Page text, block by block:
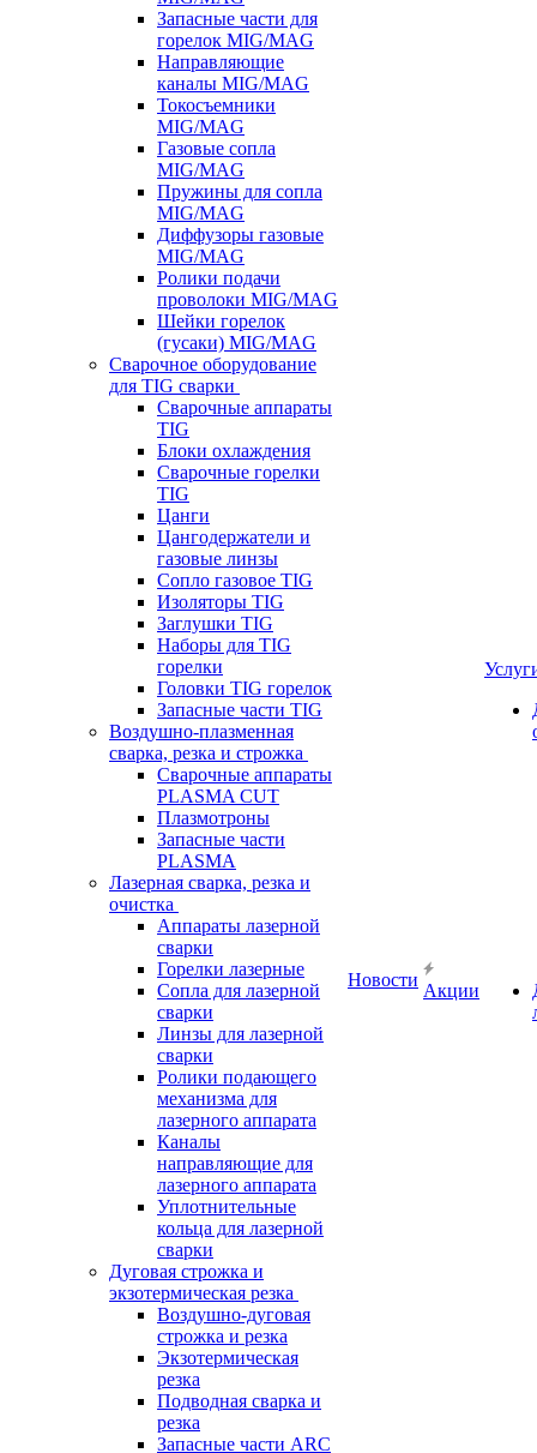
Запасные части для
горелок MIG/MAG
Направляющие
каналы MIG/MAG
Токосъемники
MIG/MAG
Газовые сопла
MIG/MAG
Пружины для сопла
MIG/MAG
Диффузоры газовые
MIG/MAG
Ролики подачи
проволоки MIG/MAG
Шейки горелок
(гусаки) MIG/MAG
Сварочное оборудование
для TIG сварки
Сварочные аппараты
TIG
Блоки охлаждения
Сварочные горелки
TIG
Цанги
Цангодержатели и
газовые линзы
Сопло газовое TIG
Изоляторы TIG
Заглушки TIG
Наборы для TIG
горелки
Головки TIG горелок
Запасные части TIG
Воздушно-плазменная
сварка, резка и строжка
Сварочные аппараты
PLASMA CUT
Плазмотроны
Запасные части
PLASMA
Лазерная сварка, резка и
очистка
Аппараты лазерной
сварки
Горелки лазерные
Сопла для лазерной
сварки
Линзы для лазерной
сварки
Ролики подающего
механизма для
лазерного аппарата
Каналы
направляющие для
лазерного аппарата
Уплотнительные
кольца для лазерной
сварки
Дуговая строжка и
экзотермическая резка
Воздушно-дуговая
строжка и резка
Экзотермическая
резка
Подводная сварка и
резка
Запасные части ARC
Новости
Акции